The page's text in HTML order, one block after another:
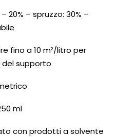
20% – spruzzo: 30% –
fino a 10 m²/litro per
del supporto
ml
con prodotti a solvente